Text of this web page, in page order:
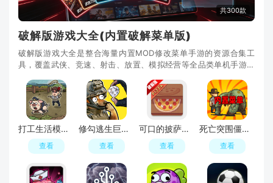
共300款
破解版游戏大全(内置破解菜单版)
破解版游戏大全是整合海量内置MOD修改菜单手游的资源合集工
具，覆盖武侠、竞速、射击、放置、模拟经营等全品类单机手游，
打工生活模拟器内置作弊菜单最新版
查看
修勾逃生巨人危机内置版
查看
可口的披萨美味的披萨MOD作弊菜单
查看
死亡突围僵尸战争无限金币无限钞票版
查看